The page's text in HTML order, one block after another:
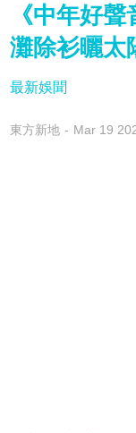
《中年好
灘除衫曬太
最新娛聞
東方新地 Mar 19